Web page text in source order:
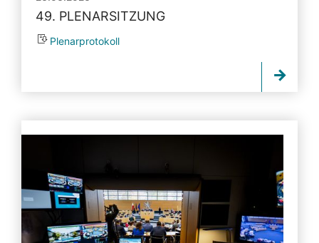
49. PLENARSITZUNG
Plenarprotokoll